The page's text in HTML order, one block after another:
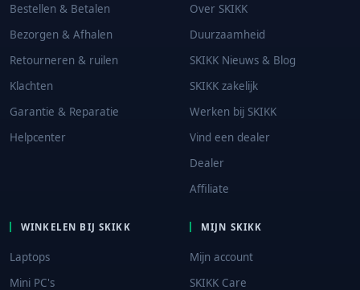
Bestellen & Betalen
Bezorgen & Afhalen
Retourneren & ruilen
Klachten
Garantie & Reparatie
Helpcenter
Over SKIKK
Duurzaamheid
SKIKK Nieuws & Blog
SKIKK zakelijk
Werken bij SKIKK
Vind een dealer
Dealer
Affiliate
WINKELEN BIJ SKIKK
Laptops
Mini PC's
MIJN SKIKK
Mijn account
SKIKK Care